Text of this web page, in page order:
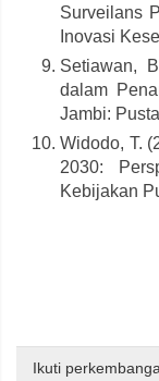
Surveilans
Inovasi
Setiawan,
dalam
Jambi:
Widodo, T.
2030:
Kebijakan
Ikuti